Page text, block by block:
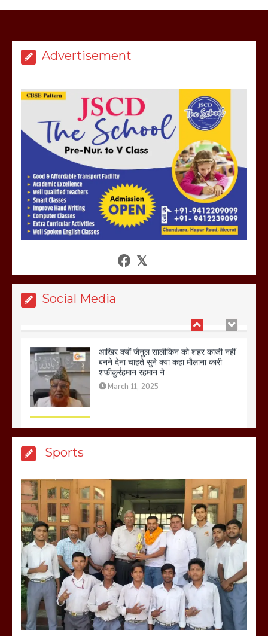
Advertisement
Social Media
मेरठ सुराजकुंड शमशान घाट में चिता से अस्थि
उठाकर खाते कुत्ते का वीडियो इंटरनेट पर जमकर
हो रहा वायरल
March 6, 2025
होलिका रखने पर लात मार कर होलिका को किया
गलोच ,कहा अगर रखी गई होली तो होगा खून
बनने देना चाहते सुने क्या कहा मौलाना कारी
शफीकुर्रहमान रहमान ने
March 11, 2025
मेरठ सुराजकुंड शमशान घाट में चिता से अस्थि
उठाकर खाते कुत्ते का वीडियो इंटरनेट पर जमकर
हो रहा वायरल
March 6, 2025
Sports